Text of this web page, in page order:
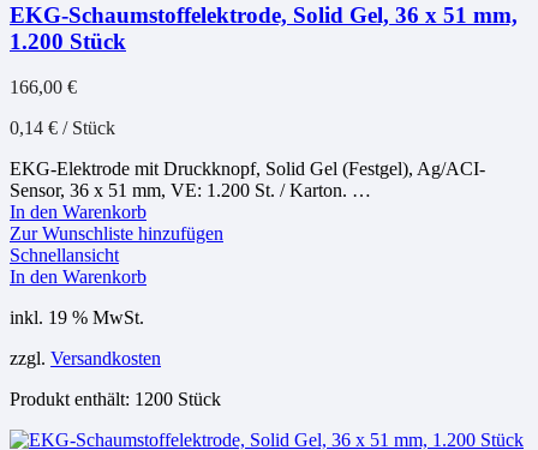
EKG-Schaumstoffelektrode, Solid Gel, 36 x 51 mm,
1.200 Stück
166,00 €
0,14 € / Stück
EKG-Elektrode mit Druckknopf, Solid Gel (Festgel), Ag/ACI-
Sensor, 36 x 51 mm, VE: 1.200 St. / Karton. …
In den Warenkorb
Zur Wunschliste hinzufügen
Schnellansicht
In den Warenkorb
inkl. 19 % MwSt.
zzgl. Versandkosten
Produkt enthält: 1200 Stück